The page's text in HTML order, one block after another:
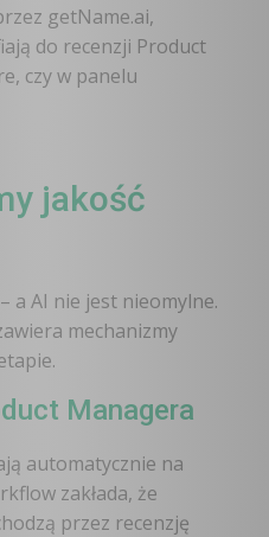
getName.ai,
do recenzji Product
czy w panelu
jakość
a AI nie jest nieomylne.
mechanizmy
Managera
automatycznie na
zakłada, że
przez recenzję